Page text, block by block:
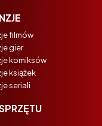
filmów
gier
komiksów
książek
seriali